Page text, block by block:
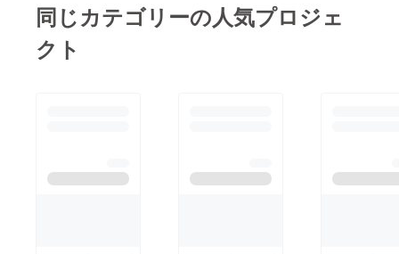
同じカテゴリーの人気プロジェ
クト